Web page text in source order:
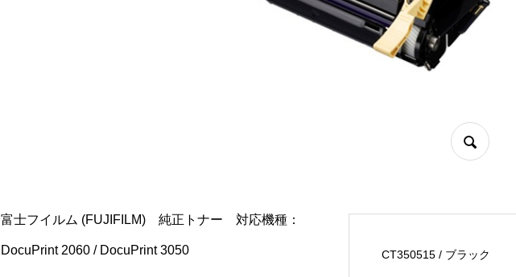
富士フイルム (FUJIFILM) 純正トナー 対応機種：
DocuPrint 2060 / DocuPrint 3050 CT350515 / ブラック